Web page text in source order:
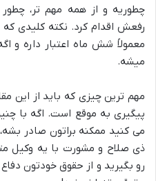
چطوریه و از همه مهم تر،
رفعش اقدام کرد. نکته کلیدی که
معمولاً شش ماه اعتبار داره و
میشه.
مهم ترین چیزی که باید از این
پیگیری به موقع است. اگه با
می کنید ممکنه براتون صادر
ذی صلاح و مشورت با یه وکیل
رو بگیرید و از حقوق خودتون